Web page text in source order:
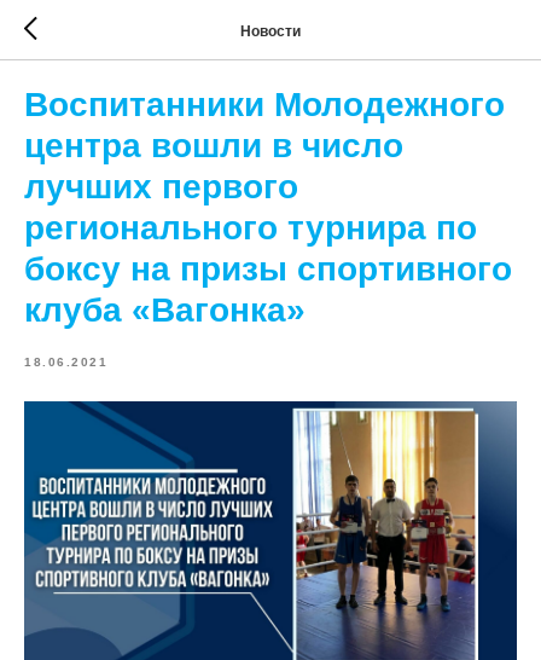
Новости
Воспитанники Молодежного
центра вошли в число
лучших первого
регионального турнира по
боксу на призы спортивного
клуба «Вагонка»
18.06.2021